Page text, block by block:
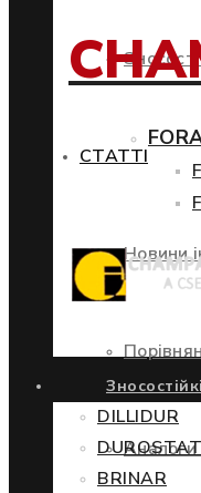
СТАТТІ
Новини
Аналоги
DILLIDUR
DUROSTAT
BRINAR